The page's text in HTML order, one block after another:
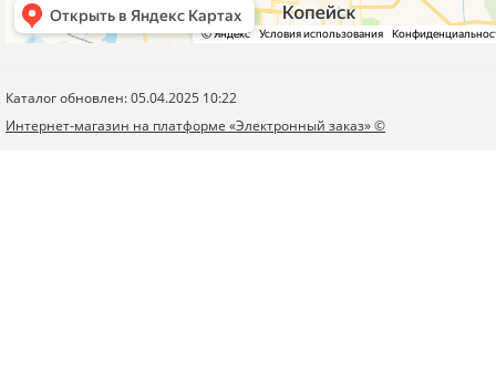
Каталог обновлен: 05.04.2025 10:22
Интернет-магазин на платформе «Электронный заказ» ©